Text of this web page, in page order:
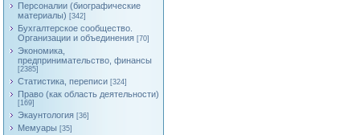
Персоналии (биографические
материалы) [342]
Бухгалтерское сообщество.
Организации и объединения [70]
Экономика,
предпринимательство, финансы
[2385]
Статистика, переписи [324]
Право (как область деятельности)
[169]
Экаунтология [36]
Мемуары [35]